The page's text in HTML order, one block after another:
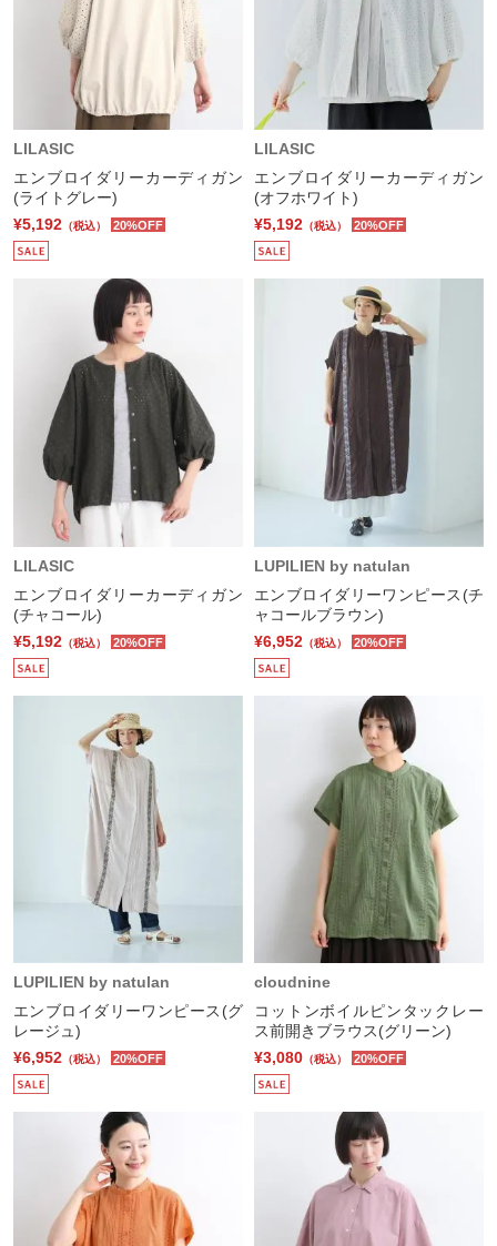
LILASIC
エンブロイダリーカーディガン
(ライトグレー)
¥5,192 （税込） 20%OFF
LILASIC
エンブロイダリーカーディガン
(オフホワイト)
¥5,192 （税込） 20%OFF
LILASIC
エンブロイダリーカーディガン
(チャコール)
¥5,192 （税込） 20%OFF
LUPILIEN by natulan
エンブロイダリーワンピース(チ
ャコールブラウン)
¥6,952 （税込） 20%OFF
LUPILIEN by natulan
エンブロイダリーワンピース(グ
レージュ)
¥6,952 （税込） 20%OFF
cloudnine
コットンボイルピンタックレー
ス前開きブラウス(グリーン)
¥3,080 （税込） 20%OFF